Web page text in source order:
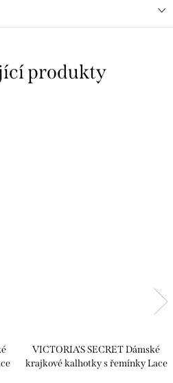
produkty
VICTORIA'S SECRET Dámské
krajkové kalhotky s řemínky Lace